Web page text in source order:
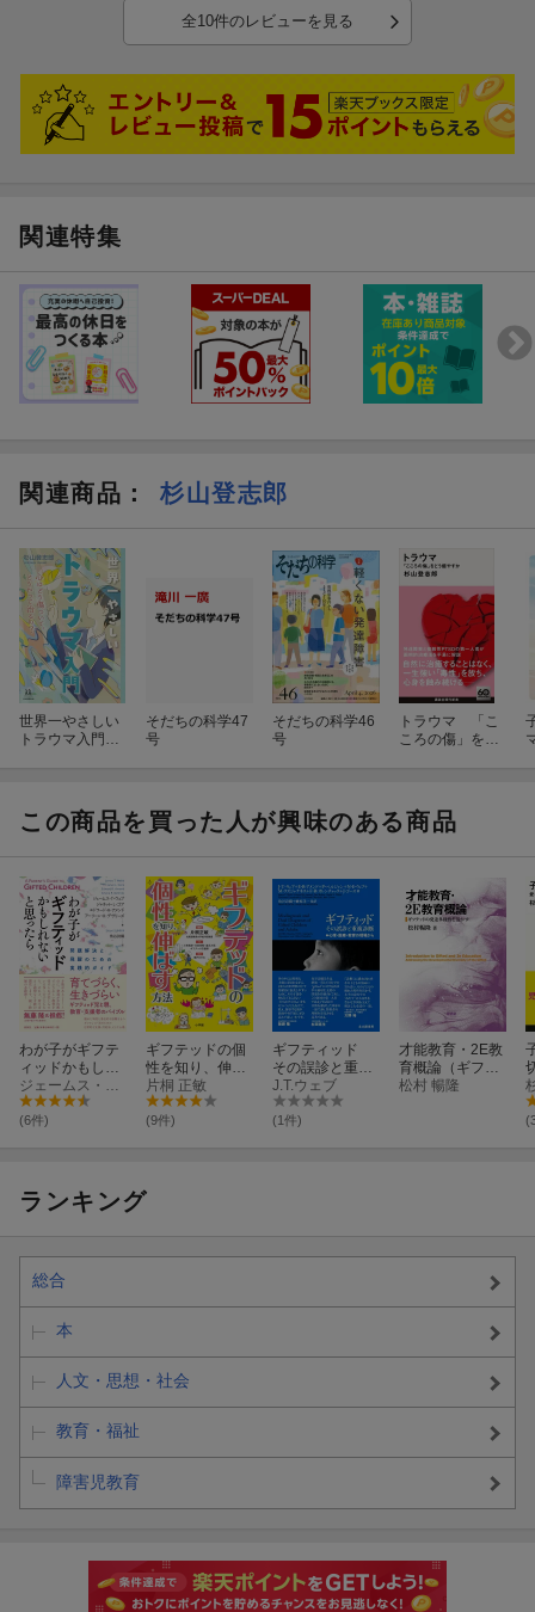
読みました。もし親自らに凸凹がある場合、それを認識した上で子
む事を過剰に要求されている日本社会において、海外では優秀な人
材として扱われる人の一部は早い段階で芽を摘まれていたと…なら
ばこの国の現状に納得です。コミュニケーションができない人間に
できない事を要求し続けるのは、目が見えない人によく見ろと言う
は、あたりまえではなく、排除が繰り返されて作られたものだと、
全く問題ない人にこそ知って欲しいと思います。
全10件のレビューを見る
関連特集
関連商品 ： 杉山登志郎
世界一やさしい
トラウマ入門
そだちの科学47
号
そだちの科学46
号
トラウマ 「こ
ころの傷」をど
この商品を買った人が興味のある商品
わが子がギフテ
ィッドかもしれ
ないと思ったら
ジェームス・T・ウェブ
(6件)
ギフテッドの個
性を知り、伸ば
す方法
片桐 正敏
(9件)
ギフティッド
その誤診と重複
診断
J.T.ウェブ
(1件)
才能教育・2E教
育概論（ギフテ
ッドの発達多様
松村 暢隆
ランキング
総合
本
人文・思想・社会
教育・福祉
障害児教育